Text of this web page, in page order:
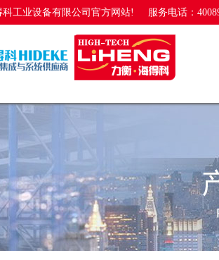
工业设备有限公司官方网站! 服务电话：